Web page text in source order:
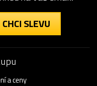
CHCI SLEVU
a ceny